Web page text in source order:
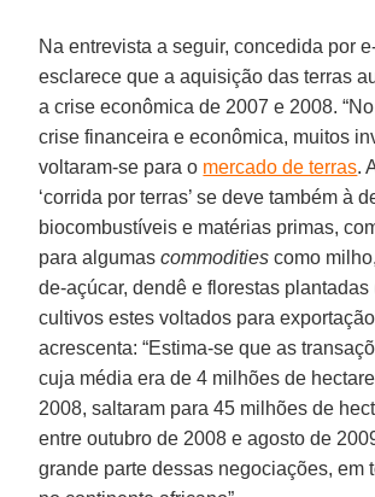
Na entrevista a seguir, concedida por
esclarece que a aquisição das terras
a crise econômica de 2007 e 2008.
crise financeira e econômica, muitos
voltaram-se para o mercado de terras.
‘corrida por terras’ se deve também à
biocombustíveis e matérias primas,
para algumas commodities como
de-açúcar, dendê e florestas plantadas
cultivos estes voltados para
acrescenta: “Estima-se que as
cuja média era de 4 milhões de
2008, saltaram para 45 milhões de
entre outubro de 2008 e agosto de
grande parte dessas negociações, em